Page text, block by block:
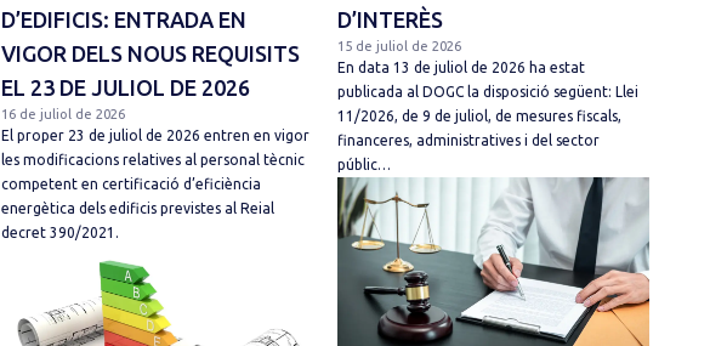
D’EDIFICIS: ENTRADA EN
VIGOR DELS NOUS REQUISITS
EL 23 DE JULIOL DE 2026
16 de juliol de 2026
El proper 23 de juliol de 2026 entren en vigor
les modificacions relatives al personal tècnic
competent en certificació d’eficiència
energètica dels edificis previstes al Reial
decret 390/2021.
D’INTERÈS
15 de juliol de 2026
En data 13 de juliol de 2026 ha estat
publicada al DOGC la disposició següent: Llei
11/2026, de 9 de juliol, de mesures fiscals,
financeres, administratives i del sector
públic…